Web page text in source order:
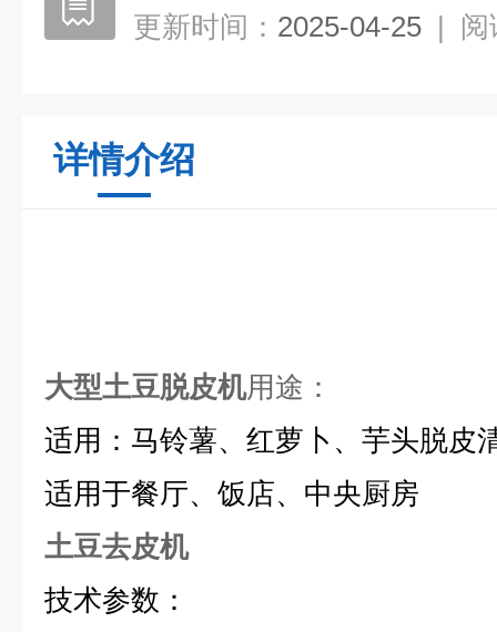
更新时间： 2025-04-25 | 阅
详情介绍
大型土豆脱皮机用途：
适用：马铃薯、红萝卜、芋头脱皮
适用于餐厅、饭店、中央厨房
土豆去皮机
技术参数：